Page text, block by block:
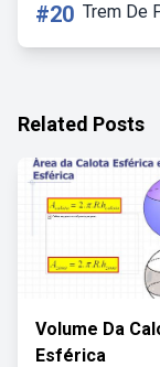
#20 Trem De
Related Posts
Volume Da
Esférica